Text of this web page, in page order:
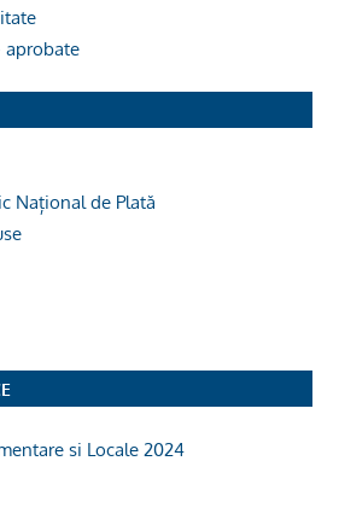
aprobate
Național de Plată
si Locale 2024